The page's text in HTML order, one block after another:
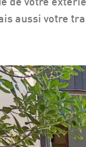
aussi votre